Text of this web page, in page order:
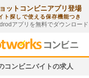
ットコンビニアプリ登場
ト探しで使える保存機能つき
アプリを無料でダウンロード
コンビニバイトの求人